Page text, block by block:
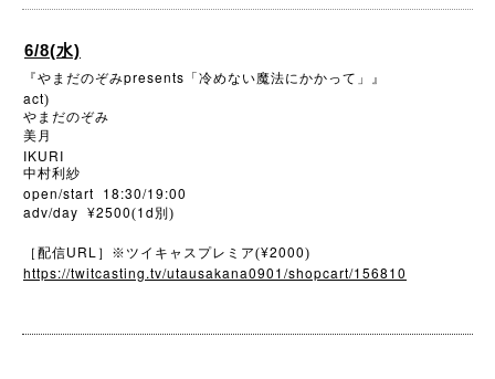
6/8(水)
『やまだのぞみpresents 「冷めない魔法にかかって」』
act)
やまだのぞみ
美月
IKURI
中村利紗
open/start 18:30/19:00
adv/day ¥2500(1d 別)
［配信URL ］※ツイキャスプレミア(¥2000)
https://twitcasting.tv/utausakana0901/shopcart/156810